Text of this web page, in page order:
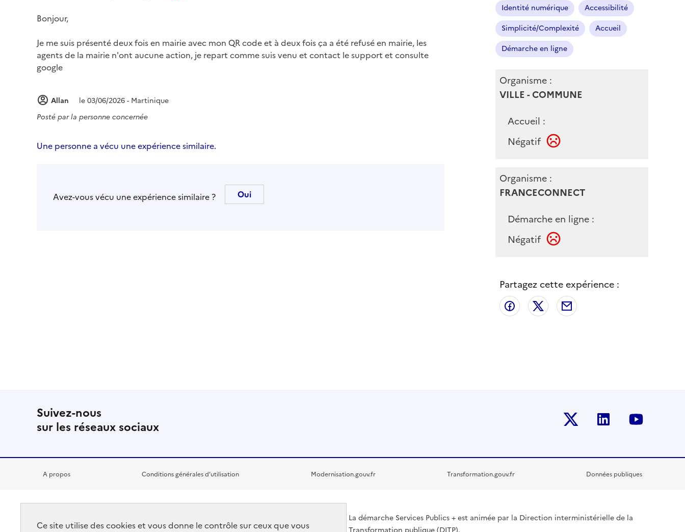
Bonjour,
Je me suis présenté deux fois en mairie avec mon QR code et à deux fois ça a été refusé en mairie, les
agents de la mairie n'ont aucune action, je repart comme suis venu et contact le support et consulte
google
Allan
le 03/06/2026 - Martinique
Posté parla personne concernée
Une personne a vécu une expérience similaire.
Avez-vous vécu une expérience similaire ?
Identité numérique
Accessibilité
Simplicité/Complexité
Accueil
Démarche en ligne
Organisme :
VILLE - COMMUNE
Accueil :
Négatif
Organisme :
FRANCECONNECT
Démarche en ligne :
Négatif
Partagez cette expérience :
Partager sur Facebook
Partager sur X
Suivez-nous
sur les réseaux sociaux
Twitter-x Linkedin
A propos Conditions générales d’utilisation Modernisation.gouv.fr Transformation.gouv.fr Données publiques
RÉPUBLIQUE
La démarche Services Publics + est animée par la Direction interministérielle de la
Ce site utilise des cookies et vous donne le contrôle sur ceux que vous